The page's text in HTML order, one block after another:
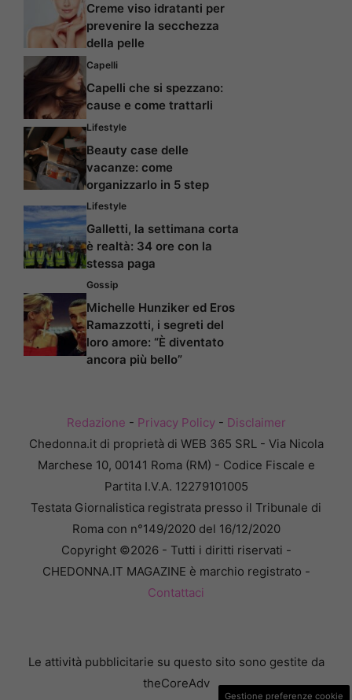
Creme viso idratanti per
prevenire la secchezza
della pelle
Capelli
Capelli che si spezzano:
cause e come trattarli
Lifestyle
Beauty case delle
vacanze: come
organizzarlo in 5 step
Lifestyle
Galletti, la settimana corta
è realtà: 34 ore con la
stessa paga
Gossip
Michelle Hunziker ed Eros
Ramazzotti, i segreti del
loro amore: “È diventato
ancora più bello”
Redazione - Privacy Policy- Disclaimer
Chedonna.it di proprietà di WEB 365 SRL - Via Nicola
Marchese 10, 00141 Roma (RM) - Codice Fiscale e
Partita I.V.A. 12279101005
Testata Giornalistica registrata presso il Tribunale di
Roma con n°149/2020 del 16/12/2020
Copyright ©2026 - Tutti i diritti riservati -
CHEDONNA.IT MAGAZINE è marchio registrato -
Contattaci
Le attività pubblicitarie su questo sito sono gestite da
theCoreAdv
Gestione preferenze cookie